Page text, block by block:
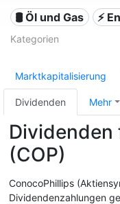
🛢 Öl und Gas ⚡
Kategorien
Marktkapitalisierung
Dividenden Mehr
Dividenden
(COP)
ConocoPhillips
Dividendenzahlungen